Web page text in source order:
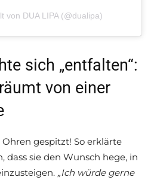
von DUA LIPA (@dualipa)
sich „entfalten“:
von einer
gespitzt! So erklärte
dass sie den Wunsch hege, in
„Ich würde gerne